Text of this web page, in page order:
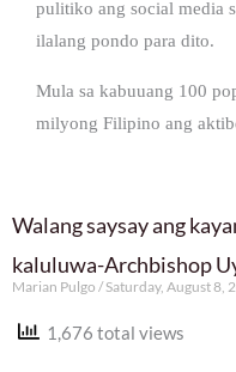
pulitiko ang social media
ilalang pondo para dito.
Mula sa kabuuang 100
milyong Filipino ang
Walang saysay ang
kaluluwa-Archbishop
Marian Pulgo Saturday, August 8,
1,676 total views